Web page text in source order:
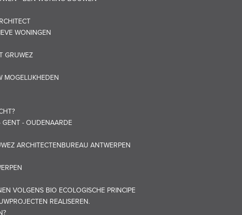
WONINGEN
GRUWEZ
MOGELIJKHEDEN
GENT - OUDENAARDE
ARCHITECTENBUREAU ANTWERPEN
VOLGENS BIO ECOLOGISCHE PRINCIPE
REALISEREN.